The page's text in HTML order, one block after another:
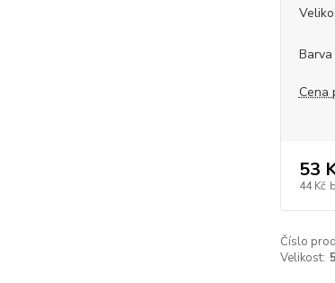
Barva
Cena
53
44 Kč
Číslo
Velikost: 5